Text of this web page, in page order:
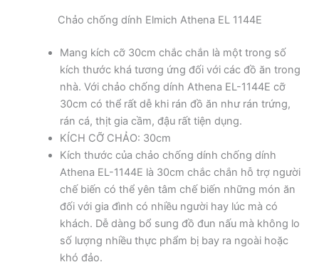
Chảo chống dính Elmich Athena EL 1144E
Mang kích cỡ 30cm chắc chắn là một trong số
kích thước khá tương ứng đối với các đồ ăn trong
nhà. Với chảo chống dính Athena EL-1144E cỡ
30cm có thể rất dễ khi rán đồ ăn như rán trứng,
rán cá, thịt gia cầm, đậu rất tiện dụng.
KÍCH CỠ CHẢO: 30cm
Kích thước của chảo chống dính chống dính
Athena EL-1144E là 30cm chắc chắn hỗ trợ người
chế biến có thể yên tâm chế biến những món ăn
đối với gia đình có nhiều người hay lúc mà có
khách. Dễ dàng bổ sung đồ đun nấu mà không lo
số lượng nhiều thực phẩm bị bay ra ngoài hoặc
khó đảo.